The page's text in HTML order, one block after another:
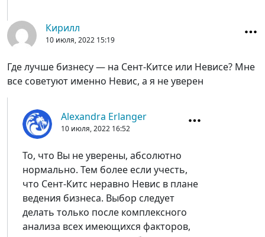
Кирилл
10 июля, 2022 15:19
Где лучше бизнесу — на Сент-Китсе или Невисе? Мне
все советуют именно Невис, а я не уверен
Alexandra Erlanger
10 июля, 2022 16:52
То, что Вы не уверены, абсолютно
нормально. Тем более если учесть,
что Сент-Китс неравно Невис в плане
ведения бизнеса. Выбор следует
делать только после комплексного
анализа всех имеющихся факторов,